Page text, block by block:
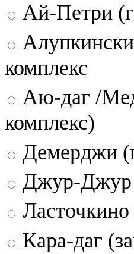
Ай-Петри
комплекс
Аю-даг /
комплекс)
Демерджи
Джур-Джур
Ласточкино
Кара-даг